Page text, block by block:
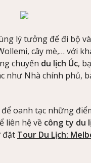
lý tưởng để đi bộ
cây mè,… với
chuyến du lịch Úc,
như Nhà chính phủ,
oanh tạc những
liên hệ về công ty du
đặt Tour Du Lịch: